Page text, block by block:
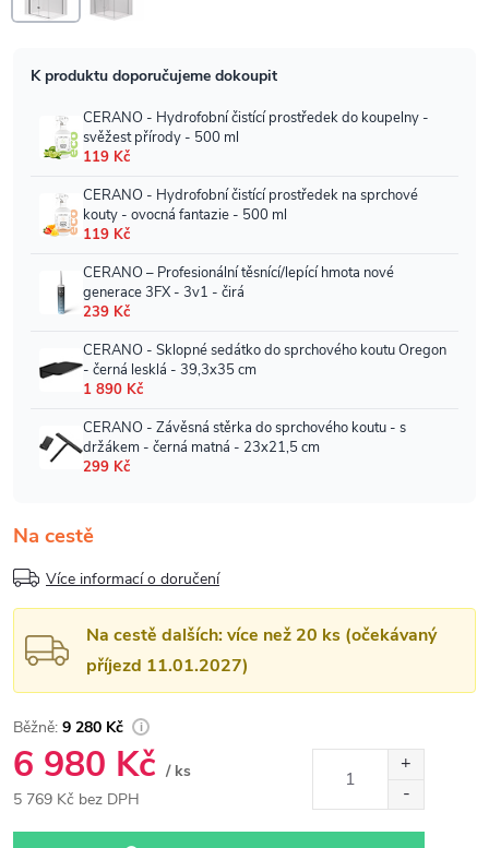
Na cestě
Více informací o doručení
Na cestě dalších: více než 20 ks (očekávaný
příjezd 11.01.2027)
9 280 Kč
6 980 Kč / ks
5 769 Kč bez DPH